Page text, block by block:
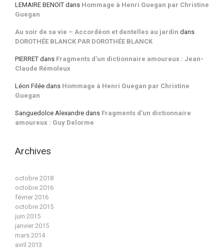
LEMAIRE BENOIT dans Hommage à Henri Guegan par Christine
Guegan
Au soir de sa vie – Accordéon et dentelles au jardin dans
DOROTHÉE BLANCK PAR DOROTHÉE BLANCK
PIERRET dans Fragments d’un dictionnaire amoureux : Jean-
Claude Rémoleux
Léon Filée dans Hommage à Henri Guegan par Christine
Guegan
Sanguedolce Alexandre dans Fragments d’un dictionnaire
amoureux : Guy Delorme
Archives
octobre 2018
octobre 2016
février 2016
octobre 2015
juin 2015
janvier 2015
mars 2014
avril 2013